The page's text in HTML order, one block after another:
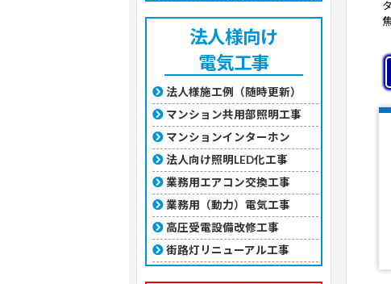
法人様向け
電気工事
法人様施工例（随時更新）
マンション共用部照明工事
マンションインターホン
法人向け照明LED化工事
業務用エアコン交換工事
業務用（動力）電気工事
高圧受電設備改修工事
街路灯リニューアル工事